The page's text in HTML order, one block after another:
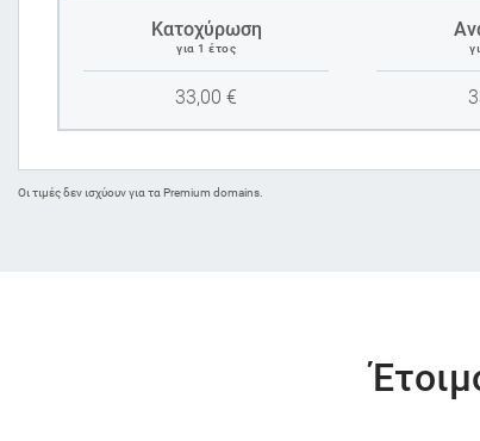
Κατοχύρωση
για 1 έτος
33,00 €
Oι τιμές δεν ισχύουν για τα Premium domains.